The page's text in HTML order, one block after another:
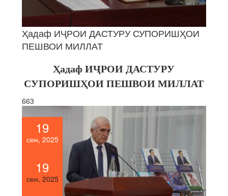
Ҳадаф ИҶРОИ ДАСТУРУ СУПОРИШҲОИ
ПЕШВОИ МИЛЛАТ
Ҳадаф ИҶРОИ ДАСТУРУ
СУПОРИШҲОИ ПЕШВОИ МИЛЛАТ
663
19
сен, 2025
19
сен, 2025